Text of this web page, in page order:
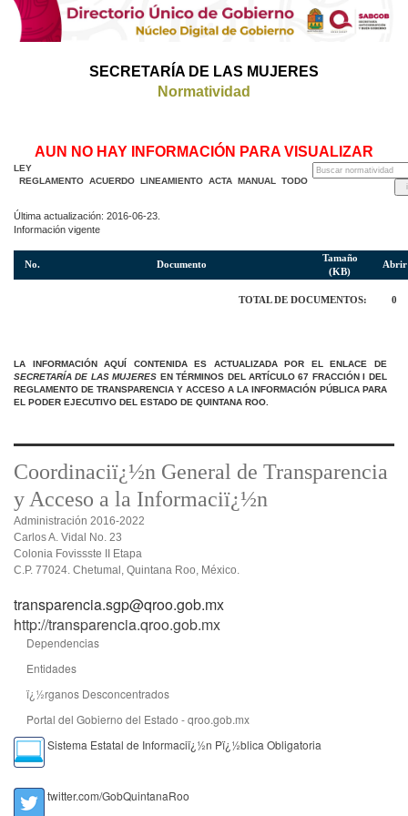
SECRETARÍA DE LAS MUJERES
Normatividad
AUN NO HAY INFORMACIÓN PARA VISUALIZAR
LEY
REGLAMENTO ACUERDO LINEAMIENTO ACTA MANUAL TODO
Última actualización: 2016-06-23.
Información vigente
No. Documento
Tamaño
(KB)
Abrir
TOTAL DE DOCUMENTOS: 0
LA INFORMACIÓN AQUÍ CONTENIDA ES ACTUALIZADA POR EL ENLACE DE
SECRETARÍA DE LAS MUJERES EN TÉRMINOS DEL ARTÍCULO 67 FRACCIÓN I DEL
REGLAMENTO DE TRANSPARENCIA Y ACCESO A LA INFORMACIÓN PÚBLICA PARA
EL PODER EJECUTIVO DEL ESTADO DE QUINTANA ROO.
Coordinaciï¿½n General de Transparencia
y Acceso a la Informaciï¿½n
Administración 2016-2022
Carlos A. Vidal No. 23
Colonia Fovissste II Etapa
C.P. 77024. Chetumal, Quintana Roo, México.
transparencia.sgp@qroo.gob.mx
http://transparencia.qroo.gob.mx
Dependencias
Entidades
ï¿½rganos Desconcentrados
Portal del Gobierno del Estado - qroo.gob.mx
Sistema Estatal de Informaciï¿½n Pï¿½blica Obligatoria
twitter.com/GobQuintanaRoo